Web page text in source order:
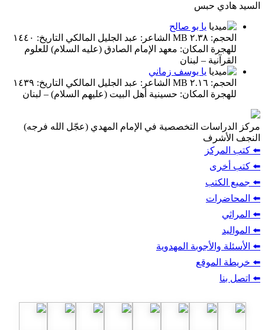
السيد هادي حبس
يا بو صالح
الحجم: ٢.٣٨ MB الشاعر: عبد الجليل المالكي التاريخ: ١٤٤٠
للهجرة المكان: معهد الإمام الصادق (عليه السلام) للعلوم
القرآنية – لبنان
يا يوسف زماني
الحجم: ٢.١٦ MB الشاعر: عبد الجليل المالكي التاريخ: ١٤٣٩
للهجرة المكان: حسينية أهل البيت (عليهم السلام) – لبنان
مركز الدراسات التخصصية في الإمام المهدي (عجّل الله فرجه)
النجف الأشرف
⬅️ كتب المركز
⬅️ كتب أخرى
⬅️ جميع الكتب
⬅️ المحاضرات
⬅️ المراثي
⬅️ المواليد
⬅️ الأسئلة والأجوبة المهدوية
⬅️ خريطة الموقع
⬅️ اتصل بنا